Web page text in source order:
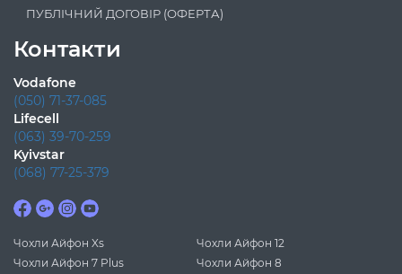
ПУБЛІЧНИЙ ДОГОВІР (ОФЕРТА)
Контакти
Vodafone
(050) 71-37-085
Lifecell
(063) 39-70-259
Kyivstar
(068) 77-25-379
Чохли Айфон Xs
Чохли Айфон 12
Чохли Айфон 7 Plus
Чохли Айфон 8